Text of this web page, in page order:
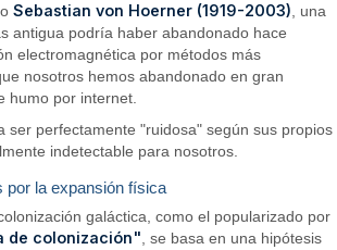
Sebastian von Hoerner (1919-2003), una
antigua podría haber abandonado hace
electromagnética por métodos más
nosotros hemos abandonado en gran
humo por internet.
ser perfectamente "ruidosa" según sus propios
indetectable para nosotros.
por la expansión física
galáctica, como el popularizado por
de colonización", se basa en una hipótesis